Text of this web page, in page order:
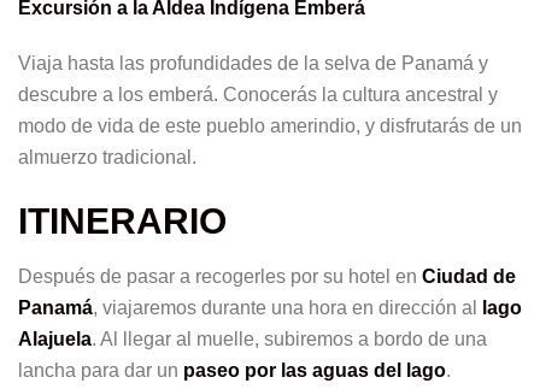
Excursión a la Aldea Indígena Emberá
Viaja hasta las profundidades de la selva de Panamá y
descubre a los emberá. Conocerás la cultura ancestral y
modo de vida de este pueblo amerindio, y disfrutarás de un
almuerzo tradicional.
ITINERARIO
Después de pasar a recogerles por su hotel en Ciudad de
Panamá, viajaremos durante una hora en dirección al
lago
Alajuela. Al llegar al muelle, subiremos a bordo de una
lancha para dar un paseo por las aguas del lago.